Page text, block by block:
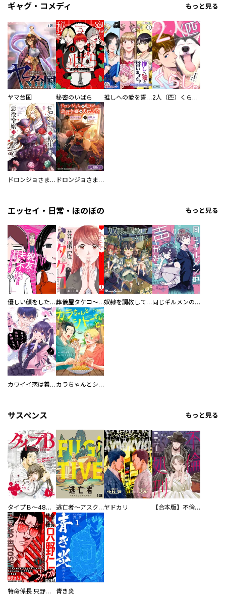
ギャグ・コメディ もっと見る
ヤマ台国 秘密のいばら 推しへの愛を誓いますか？～アラサー女子、推しは逃げぬが人生逃げる～ 2人（匹）くらし。
ドロンジョさまは転生しても悪役令嬢のままだった ドロンジョさまは転生しても悪役令嬢のままだった【分冊版】
エッセイ・日常・ほのぼの もっと見る
優しい顔をした親友は、夫と不倫して私の家に入り込んできた。 葬儀屋タケコ～あなたの最期、叶えます【電子単行本版】 奴隷を調教してハーレム作る 同じギルメンの声が好き
カワイイ恋は着飾らない カラちゃんとシトーさんと、 【分冊版】
サスペンス もっと見る
タイプＢ～48時間後、致死率100％～【単話】 逃亡者～アスクレピオスの杖～ヤドカリ 【合本版】不倫処刑
特命係長 只野仁ファイナル 愛蔵版 青き炎